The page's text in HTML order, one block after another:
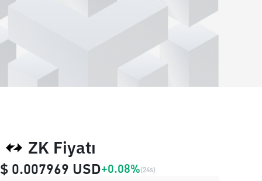
ZK Fiyatı
$ 0.007969 USD+0.08%(24s)